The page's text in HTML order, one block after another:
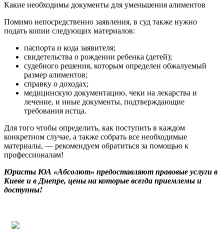
Какие необходимы документы для уменьшения алиментов
Помимо непосредственно заявления, в суд также нужно
подать копии следующих материалов:
паспорта и кода заявителя;
свидетельства о рождении ребенка (детей);
судебного решения, которым определен обжалуемый
размер алиментов;
справку о доходах;
медицинскую документацию, чеки на лекарства и
лечение, и иные документы, подтверждающие
требования истца.
Для того чтобы определить, как поступить в каждом
конкретном случае, а также собрать все необходимые
материалы, — рекомендуем обратиться за помощью к
профессионалам!
Юристы ЮА «Абсолют» предоставляют правовые услуги в
Киеве и в Днепре, цены на которые всегда приемлемы и
доступны!
Absolute